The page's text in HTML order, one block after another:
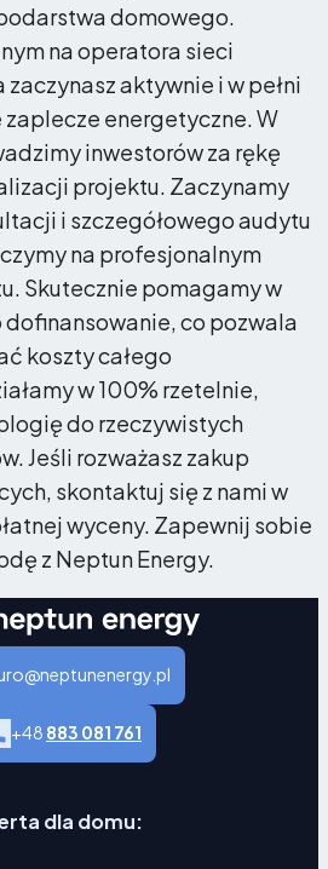
domowego.
na operatora sieci
zaczynasz aktywnie i w pełni
zaplecze energetyczne. W
inwestorów za rękę
projektu. Zaczynamy
i szczegółowego audytu
na profesjonalnym
Skutecznie pomagamy w
dofinansowanie, co pozwala
koszty całego
w 100% rzetelnie,
do rzeczywistych
Jeśli rozważasz zakup
skontaktuj się z nami w
wyceny. Zapewnij sobie
z Neptun Energy.
+48 883 081 761
dla domu: